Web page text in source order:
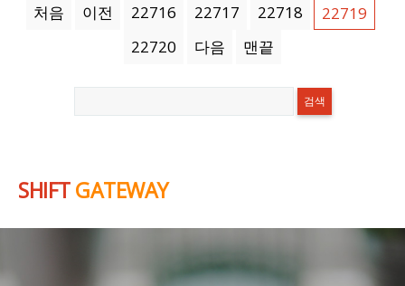
처음 이전 22716 22717 22718
22719
22720
다음 맨끝
SHIFTGATEWAY